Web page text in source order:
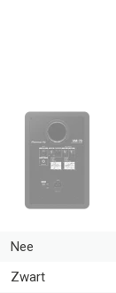
Nee
Zwart